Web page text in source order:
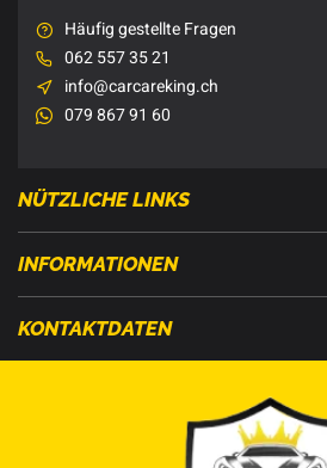
Häufig gestellte Fragen
062 557 35 21
info@carcareking.ch
079 867 91 60
NÜTZLICHE LINKS
INFORMATIONEN
KONTAKTDATEN